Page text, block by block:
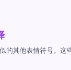
的其他表情符号。这